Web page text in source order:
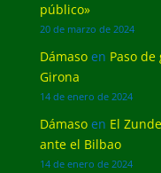
público»
20 de marzo de 2024
Dámasoen Paso
Girona
14 de enero de 2024
Dámasoen El
ante el Bilbao
14 de enero de 2024